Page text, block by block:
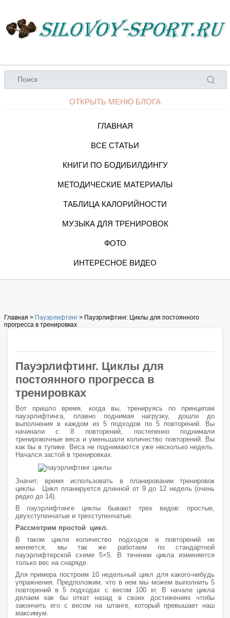
ОТКРЫТЬ МЕНЮ БЛОГА
ГЛАВНАЯ
ВСЕ СТАТЬИ
КНИГИ ПО БОДИБИЛДИНГУ
МЕТОДИЧЕСКИЕ МАТЕРИАЛЫ
ТАБЛИЦА КАЛОРИЙНОСТИ
МУЗЫКА ДЛЯ ТРЕНИРОВОК
ФОТО
ИНТЕРЕСНОЕ ВИДЕО
Главная > Пауэрлифтинг > Пауэрлифтинг. Циклы для постоянного
прогресса в тренировках
Пауэрлифтинг. Циклы для
постоянного прогресса в
тренировках
Вот пришло время, когда вы, тренируясь по принципам
пауэрлифтинга, плавно поднимая нагрузку, дошли до
выполнения в каждом из 5 подходов по 5 повторений. Вы
начинали с 8 повторений, постепенно поднимали
тренировочные веса и уменьшали количество повторений. Вы
как бы в тупике. Веса не поднимаются уже несколько недель.
Начался застой в тренировках.
Значит, время использовать в планировании тренировок
циклы. Цикл планируется длинной от 9 до 12 недель (очень
редко до 14).
В пауэрлифтинге циклы бывают трех видов: простые,
двухступенчатые и трехступенчатые.
Рассмотрим простой цикл.
В таком цикле количество подходов и повторений не
меняется, мы так же работаем по стандартной
пауэрлифтерской схеме 5×5. В течении цикла изменяется
только вес на снаряде.
Для примера построим 10 недельный цикл для какого-нибудь
упражнения. Предположим, что в нем мы можем выполнить 5
повторений в 5 подходах с весом 100 кг. В начале цикла
делаем как бы откат назад в своих достижениях чтобы
закончить его с весом на штанге, который превышает наш
максимум.